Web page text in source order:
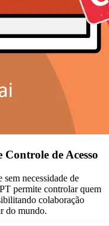
de Acesso
necessidade de
permite controlar quem
colaboração
do mundo.